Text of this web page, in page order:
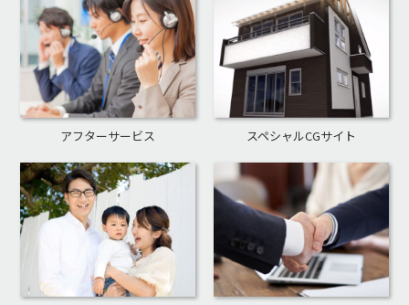
アフターサービス スペシャルCGサイト